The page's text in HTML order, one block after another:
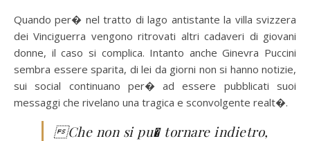
Quando per� nel tratto di lago antistante la villa svizzera
dei Vinciguerra vengono ritrovati altri cadaveri di giovani
donne, il caso si complica. Intanto anche Ginevra Puccini
sembra essere sparita, di lei da giorni non si hanno notizie,
sui social continuano per� ad essere pubblicati suoi
messaggi che rivelano una tragica e sconvolgente realt�.
Che non si pu� tornare indietro,